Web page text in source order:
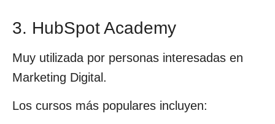
3. HubSpot Academy
Muy utilizada por personas interesadas en
Marketing Digital.
Los cursos más populares incluyen: